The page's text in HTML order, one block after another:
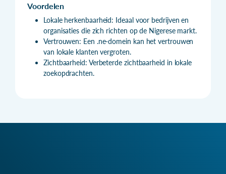
Voordelen
Lokale herkenbaarheid: Ideaal voor bedrijven en
organisaties die zich richten op de Nigerese markt.
Vertrouwen: Een .ne-domein kan het vertrouwen
van lokale klanten vergroten.
Zichtbaarheid: Verbeterde zichtbaarheid in lokale
zoekopdrachten.